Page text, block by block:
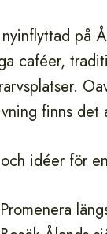
på
caféer,
finns
idéer för
Promenera